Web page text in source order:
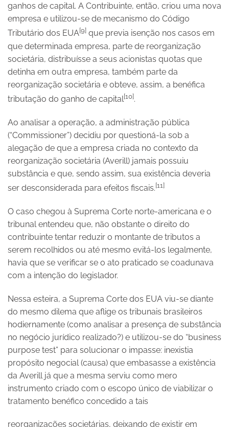
ganhos de capital. A Contribuinte, então, criou uma nova
empresa e utilizou-se de mecanismo do Código
Tributário dos EUA[9] que previa isenção nos casos em
que determinada empresa, parte de reorganização
societária, distribuísse a seus acionistas quotas que
detinha em outra empresa, também parte da
reorganização societária e obteve, assim, a benéfica
tributação do ganho de capital[10].
Ao analisar a operação, a administração pública
(“Commissioner”) decidiu por questioná-la sob a
alegação de que a empresa criada no contexto da
reorganização societária (Averill) jamais possuiu
substância e que, sendo assim, sua existência deveria
ser desconsiderada para efeitos fiscais.[11]
O caso chegou à Suprema Corte norte-americana e o
tribunal entendeu que, não obstante o direito do
contribuinte tentar reduzir o montante de tributos a
serem recolhidos ou até mesmo evitá-los legalmente,
havia que se verificar se o ato praticado se coadunava
com a intenção do legislador.
Nessa esteira, a Suprema Corte dos EUA viu-se diante
do mesmo dilema que aflige os tribunais brasileiros
hodiernamente (como analisar a presença de substância
no negócio jurídico realizado?) e utilizou-se do “business
purpose test” para solucionar o impasse: inexistia
propósito negocial (causa) que embasasse a existência
da Averill já que a mesma serviu como mero
instrumento criado com o escopo único de viabilizar o
tratamento benéfico concedido a tais
reorganizações societárias, deixando de existir em